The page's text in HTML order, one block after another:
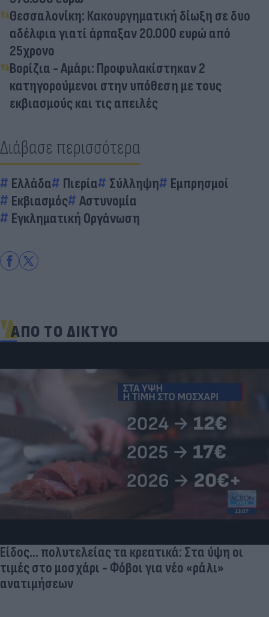
Θεσσαλονίκη: Κακουργηματική δίωξη σε δυο
αδέλφια γιατί άρπαξαν 20.000 ευρώ από
25χρονο
Βορίζια - Αμάρι: Προφυλακίστηκαν 2
κατηγορούμενοι στην υπόθεση με τους
εκβιασμούς και τις απειλές
Διάβασε περισσότερα
Ελλάδα Πιερία Σύλληψη
Εμπρησμοί
Εκβιασμός
Αστυνομία
Εγκληματική Οργάνωση
ΑΠΟ ΤΟ ΔΙΚΤΥΟ
Είδος... πολυτελείας τα κρεατικά: Στα ύψη οι
τιμές στο μοσχάρι - Φόβοι για νέο «ράλι»
ανατιμήσεων